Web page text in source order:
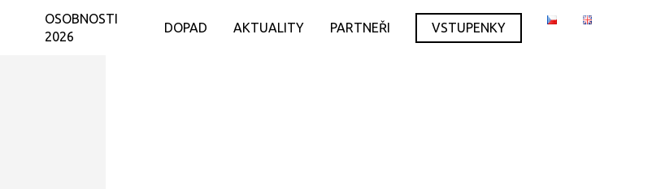
OSOBNOSTI
2026
DOPAD AKTUALITY PARTNEŘI VSTUPENKY